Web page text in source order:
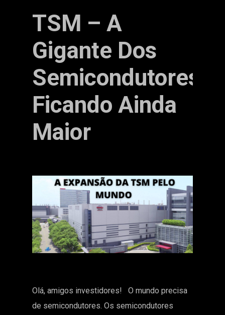
TSM – A
Gigante Dos
Semicondutores
Ficando Ainda
Maior
Olá, amigos investidores! O mundo precisa
de semicondutores. Os semicondutores